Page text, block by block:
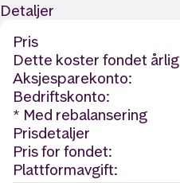
Detaljer
Pris
Dette koster fondet årlig
Aksjesparekonto:
Bedriftskonto:
* Med rebalansering
Prisdetaljer
Pris for fondet:
Plattformavgift: